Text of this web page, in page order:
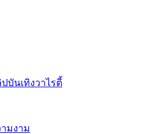
บันเทิงวาไรตี้
มงาม